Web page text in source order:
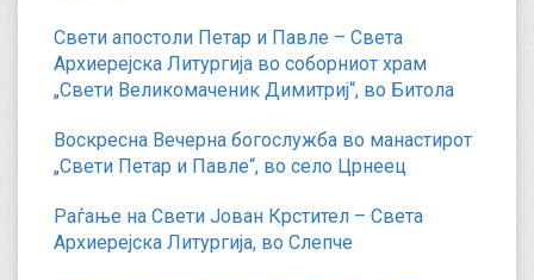
Свети апостоли Петар и Павле – Света
Архиерејска Литургија во соборниот храм
„Свети Великомаченик Димитриј“, во Битола
Воскресна Вечерна богослужба во манастирот
„Свети Петар и Павле“, во село Црнеец
Раѓање на Свети Јован Крстител – Света
Архиерејска Литургија, во Слепче